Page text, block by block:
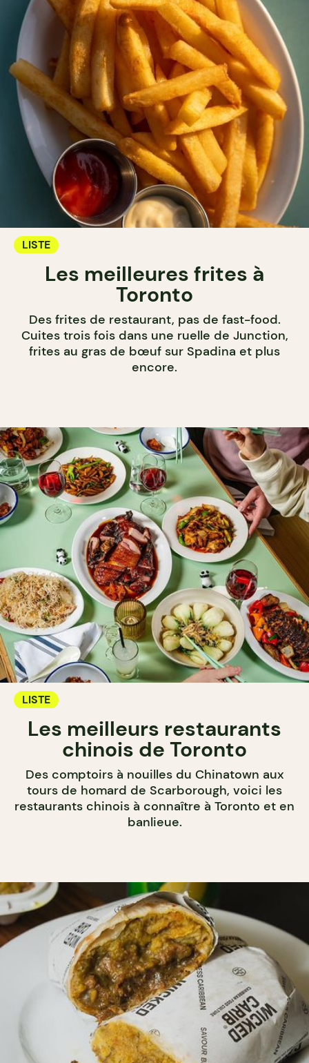
LISTE
Les meilleures frites à
Toronto
Des frites de restaurant, pas de fast-food.
Cuites trois fois dans une ruelle de Junction,
frites au gras de bœuf sur Spadina et plus
encore.
LISTE
Les meilleurs restaurants
chinois de Toronto
Des comptoirs à nouilles du Chinatown aux
tours de homard de Scarborough, voici les
restaurants chinois à connaître à Toronto et en
banlieue.